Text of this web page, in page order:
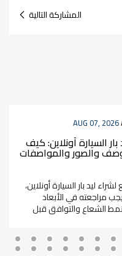
المشاركة التالية
AUG 07, 2026
السيارة أونلاين: كيف
والصور والمواصفات
ليد بار السيارة أونلاين،
مراجعته في الأبعاد
الشعاع والتوافق قبل